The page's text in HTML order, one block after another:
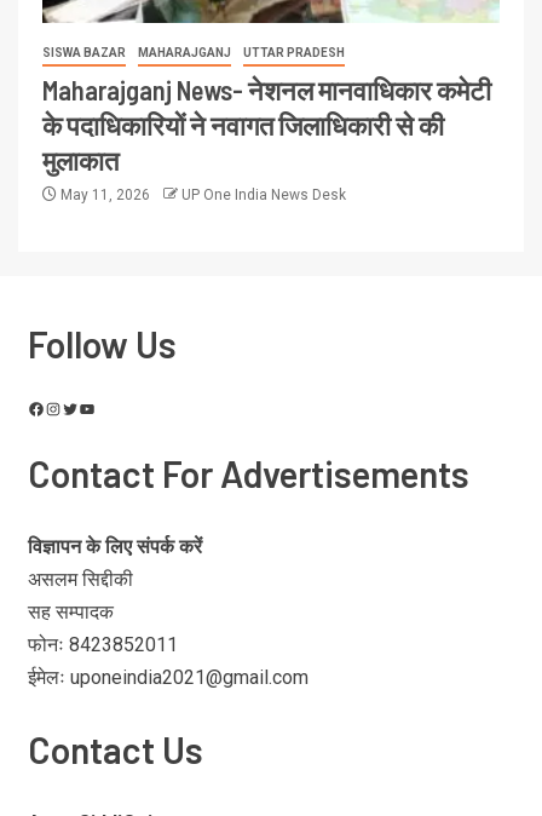
SISWA BAZAR MAHARAJGANJ UTTAR PRADESH
Maharajganj News- नेशनल मानवाधिकार कमेटी
के पदाधिकारियों ने नवागत जिलाधिकारी से की
मुलाकात
May 11, 2026 UP One India News Desk
Follow Us
Contact For Advertisements
विज्ञापन के लिए संपर्क करें
असलम सिद्दीकी
सह सम्पादक
फोनः 8423852011
ईमेलः uponeindia2021@gmail.com
Contact Us